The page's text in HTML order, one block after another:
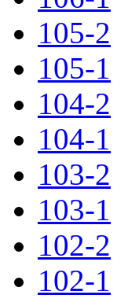
105-2
105-1
104-2
104-1
103-2
103-1
102-2
102-1